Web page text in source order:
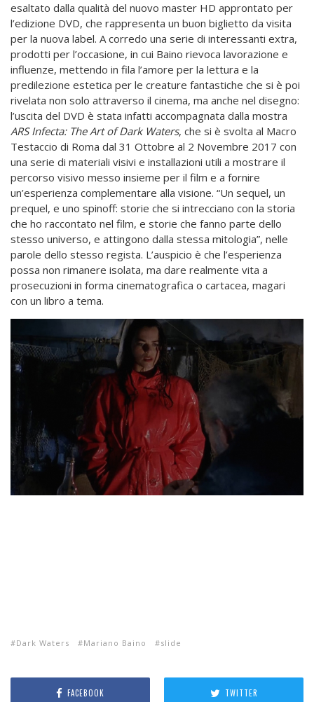
esaltato dalla qualità del nuovo master HD approntato per
l’edizione DVD, che rappresenta un buon biglietto da visita
per la nuova label. A corredo una serie di interessanti extra,
prodotti per l’occasione, in cui Baino rievoca lavorazione e
influenze, mettendo in fila l’amore per la lettura e la
predilezione estetica per le creature fantastiche che si è poi
rivelata non solo attraverso il cinema, ma anche nel disegno:
l’uscita del DVD è stata infatti accompagnata dalla mostra
ARS Infecta: The Art of Dark Waters, che si è svolta al Macro
Testaccio di Roma dal 31 Ottobre al 2 Novembre 2017 con
una serie di materiali visivi e installazioni utili a mostrare il
percorso visivo messo insieme per il film e a fornire
un’esperienza complementare alla visione. “Un sequel, un
prequel, e uno spinoff: storie che si intrecciano con la storia
che ho raccontato nel film, e storie che fanno parte dello
stesso universo, e attingono dalla stessa mitologia”, nelle
parole dello stesso regista. L’auspicio è che l’esperienza
possa non rimanere isolata, ma dare realmente vita a
prosecuzioni in forma cinematografica o cartacea, magari
con un libro a tema.
Dark Waters Mariano Baino slide
FACEBOOK TWITTER